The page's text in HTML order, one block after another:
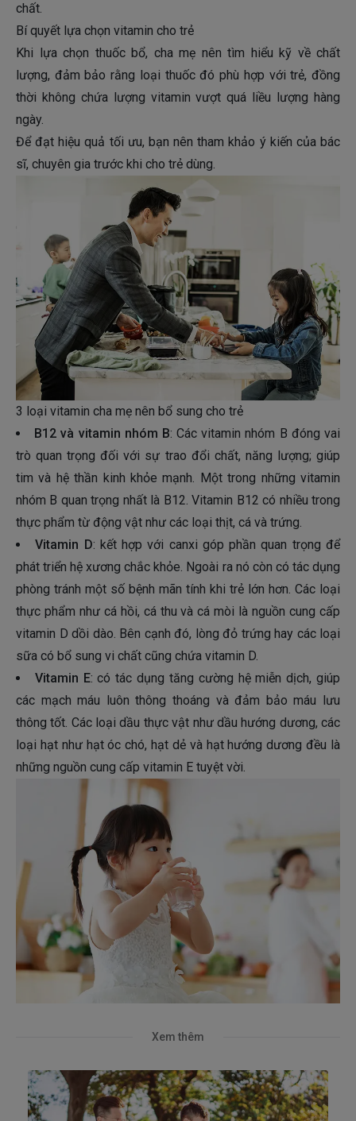
chất.
Bí quyết lựa chọn vitamin cho trẻ
Khi lựa chọn thuốc bổ, cha mẹ nên tìm hiểu kỹ về chất
lượng, đảm bảo rằng loại thuốc đó phù hợp với trẻ, đồng
thời không chứa lượng vitamin vượt quá liều lượng hàng
ngày.
Để đạt hiệu quả tối ưu, bạn nên tham khảo ý kiến của bác
sĩ, chuyên gia trước khi cho trẻ dùng.
3 loại vitamin cha mẹ nên bổ sung cho trẻ
B12 và vitamin nhóm B: Các vitamin nhóm B đóng vai
trò quan trọng đối với sự trao đổi chất, năng lượng; giúp
tim và hệ thần kinh khỏe mạnh. Một trong những vitamin
nhóm B quan trọng nhất là B12. Vitamin B12 có nhiều trong
thực phẩm từ động vật như các loại thịt, cá và trứng.
Vitamin D: kết hợp với canxi góp phần quan trọng để
phát triển hệ xương chắc khỏe. Ngoài ra nó còn có tác dụng
phòng tránh một số bệnh mãn tính khi trẻ lớn hơn. Các loại
thực phẩm như cá hồi, cá thu và cá mòi là nguồn cung cấp
vitamin D dồi dào. Bên cạnh đó, lòng đỏ trứng hay các loại
sữa có bổ sung vi chất cũng chứa vitamin D.
Vitamin E: có tác dụng tăng cường hệ miễn dịch, giúp
các mạch máu luôn thông thoáng và đảm bảo máu lưu
thông tốt. Các loại dầu thực vật như dầu hướng dương, các
loại hạt như hạt óc chó, hạt dẻ và hạt hướng dương đều là
những nguồn cung cấp vitamin E tuyệt vời.
Xem thêm